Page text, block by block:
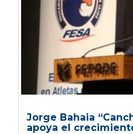
Jorge Bahaia
apoya el